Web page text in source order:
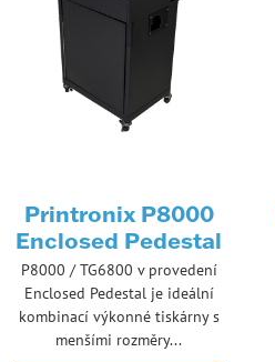
Printronix P8000
Enclosed Pedestal
P8000 / TG6800 v provedení
Enclosed Pedestal je ideální
kombinací výkonné tiskárny s
menšími rozměry...